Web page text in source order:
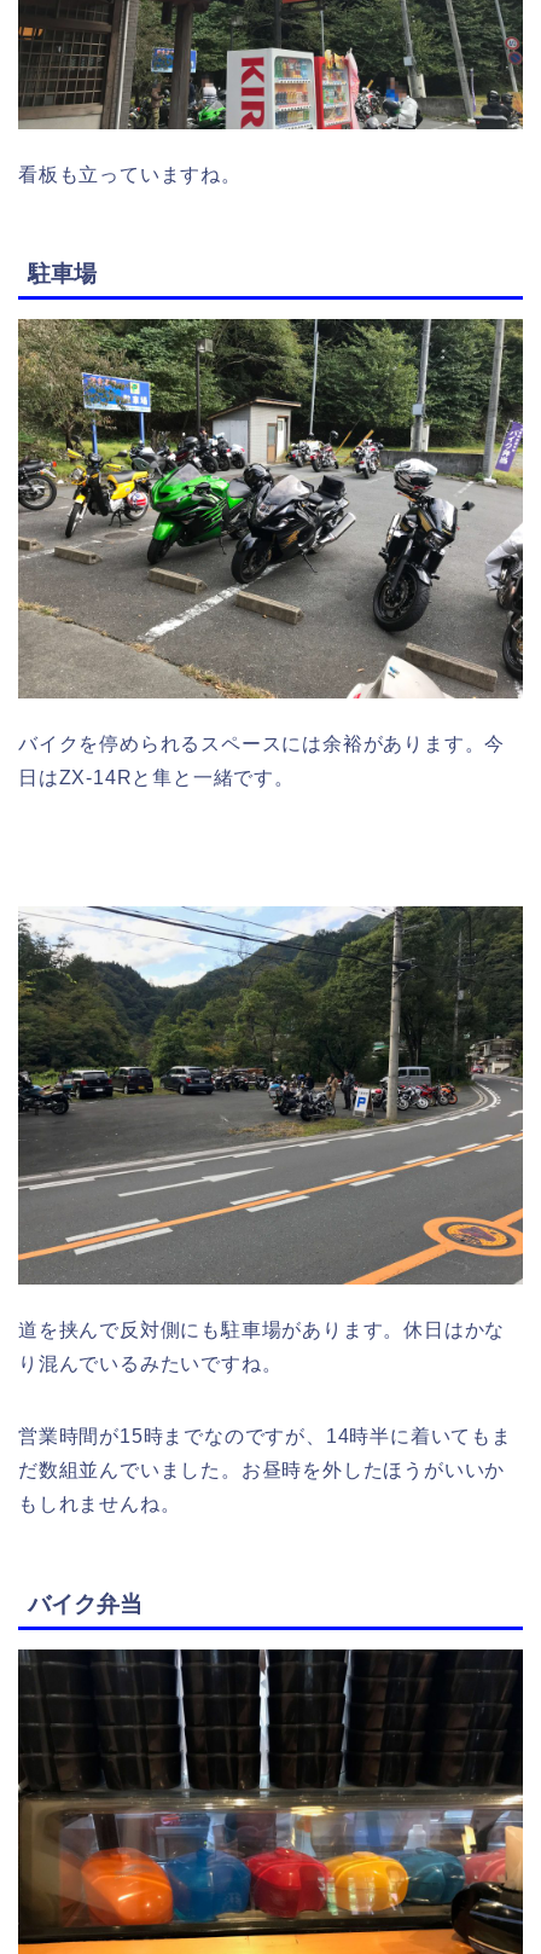
看板も立っていますね。
駐車場
バイクを停められるスペースには余裕があります。今
日はZX-14Rと隼と一緒です。
道を挟んで反対側にも駐車場があります。休日はかな
り混んでいるみたいですね。
営業時間が15時までなのですが、14時半に着いてもま
だ数組並んでいました。お昼時を外したほうがいいか
もしれませんね。
バイク弁当